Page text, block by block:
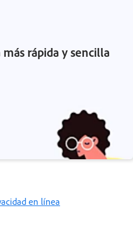
rápida y sencilla
en línea